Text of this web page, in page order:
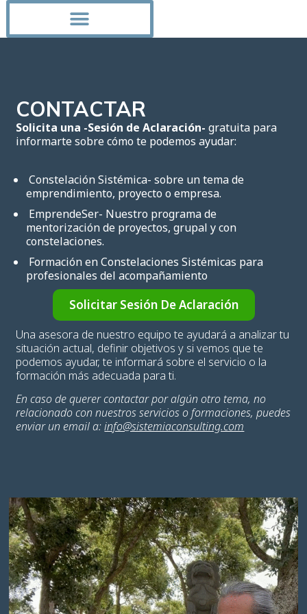
CONTACTAR
Solicita una -Sesión de Aclaración- gratuita para
informarte sobre cómo te podemos ayudar:
Constelación Sistémica- sobre un tema de
emprendimiento, proyecto o empresa.
EmprendeSer- Nuestro programa de
mentorización de proyectos, grupal y con
constelaciones.
Formación en Constelaciones Sistémicas para
profesionales del acompañamiento
Solicitar Sesión De Aclaración
Una asesora de nuestro equipo te ayudará a analizar tu
situación actual, definir objetivos y si vemos que te
podemos ayudar, te informará sobre el servicio o la
formación más adecuada para ti.
En caso de querer contactar por algún otro tema, no
relacionado con nuestros servicios o formaciones, puedes
enviar un email a:info@sistemiaconsulting.com